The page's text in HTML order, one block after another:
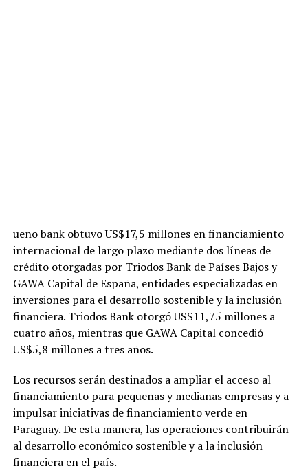
ueno bank obtuvo US$17,5 millones en financiamiento
internacional de largo plazo mediante dos líneas de
crédito otorgadas por Triodos Bank de Países Bajos y
GAWA Capital de España, entidades especializadas en
inversiones para el desarrollo sostenible y la inclusión
financiera. Triodos Bank otorgó US$11,75 millones a
cuatro años, mientras que GAWA Capital concedió
US$5,8 millones a tres años.
Los recursos serán destinados a ampliar el acceso al
financiamiento para pequeñas y medianas empresas y a
impulsar iniciativas de financiamiento verde en
Paraguay. De esta manera, las operaciones contribuirán
al desarrollo económico sostenible y a la inclusión
financiera en el país.